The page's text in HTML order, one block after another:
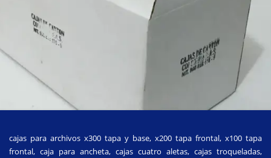
cajas para archivos x300 tapa y base, x200 tapa frontal, x100 tapa
frontal, caja para ancheta, cajas cuatro aletas, cajas troqueladas,